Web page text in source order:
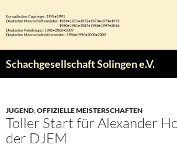
Inhalt
springen
Schachgesellschaft Solingen e.V.
JUGEND,OFFIZIELLE MEISTERSCHAFTEN
Toller Start für Alexander
der DJEM